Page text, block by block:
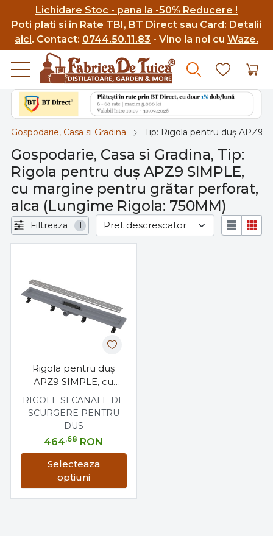
Lichidare Stoc - pana la -50% Reducere !
Poti plati si in Rate TBI, BT Direct sau Card: Detalii
aici. Contact: 0744.50.11.83 - Vino la noi cu Waze.
Gospodarie, Casa si Gradina Tip: Rigola pentru duş APZ9
Gospodarie, Casa si Gradina, Tip:
Rigola pentru duş APZ9 SIMPLE,
cu margine pentru grătar perforat,
alca (Lungime Rigola: 750MM)
Filtreaza 1
Rigola pentru duş
APZ9 SIMPLE, cu
margine pentru grătar
perforat, alca
RIGOLE SI CANALE DE
SCURGERE PENTRU
DUS
464,68 RON
Selecteaza
optiuni